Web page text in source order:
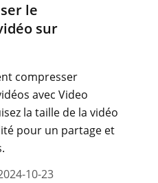
le
sur
compresser
avec Video
la taille de la vidéo
pour un partage et
10-23